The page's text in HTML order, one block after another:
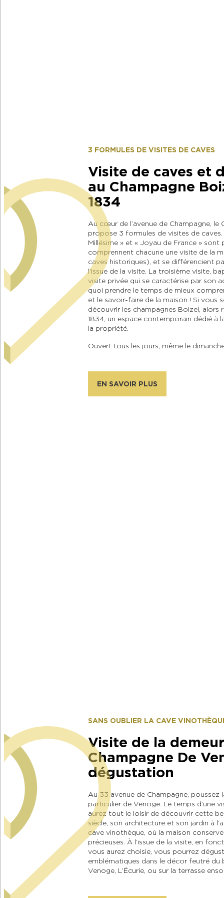
3 FORMULES DE VISITES DE CAVES
Visite de caves et
au Champagne
1834
Au cœur de l’avenue de Champagne, le
propose 3 formules de visites de caves.
Millésime » et « Joyau de France » sont
comprennent chacune une visite de la
caves historiques), et se différencient
l’issue de la visite. La troisième visite,
visite privée qui se caractérise par son
quoi prendre le temps de mieux
et le savoir-faire de la maison ! Si vous
découvrir les champagnes Boizel, alors
1834, un espace contemporain dédié à
la propriété.
Ouvert tous les jours, même le
EN SAVOIR PLUS
SANS OUBLIER LA CAVE
Visite de la
Champagne De
dégustation
Au 33 avenue de Champagne, poussez
particulier de Venoge. Le temps d’une
aurez tout le loisir de découvrir cette
siècle, son architecture et son jardin à
cave vinothèque, où la maison
précieuses. À l’issue de la visite, en
vous aurez choisie, vous pourrez
emblématiques dans le décor feutré du
Venoge, L’Écurie, ou sur la terrasse